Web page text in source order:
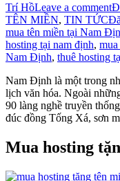
Trí HồLeave a comment
TÊN MIỀN, TIN TỨC
mua tên miền tại Nam
hosting tại nam định,
Nam Định, thuê hosting
Nam Định là một trong
lịch văn hóa. Ngoài
90 làng nghề truyền
đúc đồng Tống Xá, sơn
Mua hosting